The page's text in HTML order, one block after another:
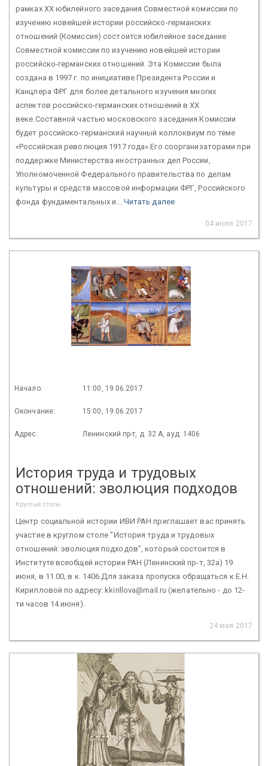
рамках XХ юбилейного заседания Совместной комиссии по
изучению новейшей истории российско-германских
отношений (Комиссия) состоится юбилейное заседание
Совместной комиссии по изучению новейшей истории
российско-германских отношений. Эта Комиссии была
создана в 1997 г. по инициативе Президента России и
Канцлера ФРГ для более детального изучения многих
аспектов российско-германских отношений в ХХ
веке.Составной частью московского заседания Комиссии
будет российско-германский научный коллоквиум по теме
«Российская революция 1917 года».Его соорганизаторами при
поддержке Министерства иностранных дел России,
Уполномоченной Федерального правительства по делам
культуры и средств массовой информации ФРГ, Российского
фонда фундаментальных и... Читать далее
04 июля 2017
Начало: 11:00, 19.06.2017
Окончание: 15:00, 19.06.2017
Адрес: Ленинский пр-т, д. 32 А, ауд. 1406
История труда и трудовых
отношений: эволюция подходов
Круглые столы
Центр социальной истории ИВИ РАН приглашает вас принять
участие в круглом столе "История труда и трудовых
отношений: эволюция подходов", который состоится в
Институте всеобщей истории РАН (Ленинский пр-т, 32а) 19
июня, в 11.00, в к. 1406.Для заказа пропуска обращаться к Е.Н.
Кирилловой по адресу: kkirillova@mail.ru (желательно - до 12-
ти часов 14 июня).
24 мая 2017